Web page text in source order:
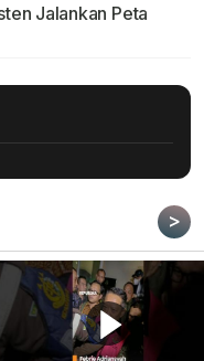
Jalankan Peta
>